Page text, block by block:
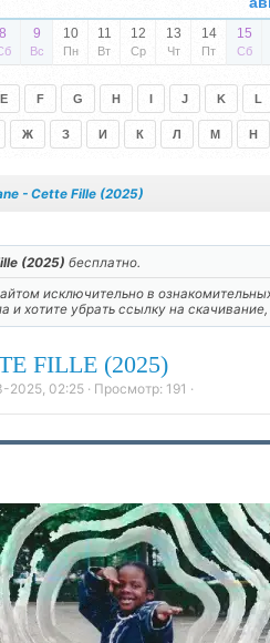
8 9
Вс
10
Пн
11
Вт
12
Ср
13
Чт
14
Пт
15
Сб
E F G H I J K L
Ж З И К Л М Н
- Cette Fille (2025)
(2025) бесплатно.
исключительно в
и хотите убрать ссылку на
FILLE (2025)
2025, 02:25 · Просмотр: 191 ·